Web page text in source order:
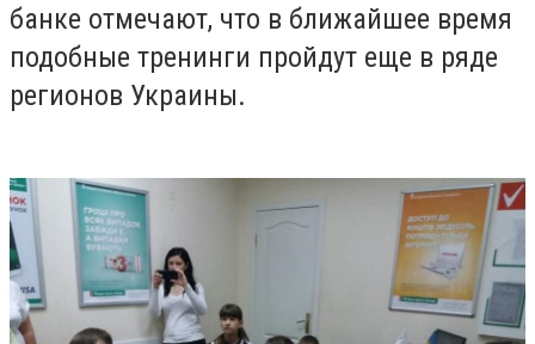
банке отмечают, что в ближайшее время
подобные тренинги пройдут еще в ряде
регионов Украины.